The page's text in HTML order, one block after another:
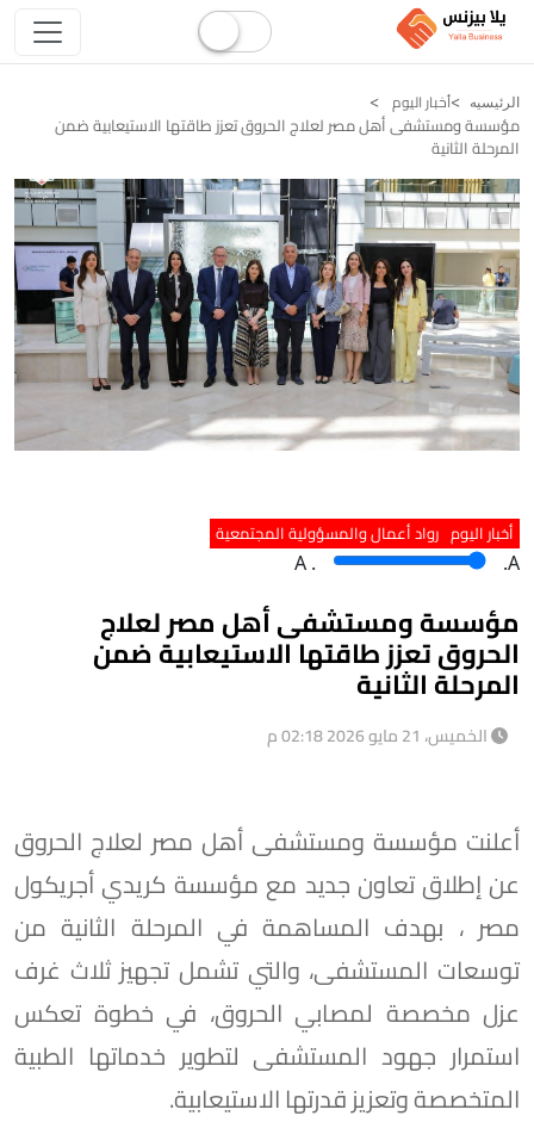
الرئيسيه أخبار اليوم
مؤسسة ومستشفى أهل مصر لعلاج الحروق تعزز طاقتها الاستيعابية ضمن
المرحلة الثانية
أخبار اليوم رواد أعمال والمسؤولية المجتمعية
A . .A
مؤسسة ومستشفى أهل مصر لعلاج
الحروق تعزز طاقتها الاستيعابية ضمن
المرحلة الثانية
الخميس، 21 مايو 2026 02:18 م
أعلنت مؤسسة ومستشفى أهل مصر لعلاج الحروق
عن إطلاق تعاون جديد مع مؤسسة كريدي أجريكول
مصر ، بهدف المساهمة في المرحلة الثانية من
توسعات المستشفى، والتي تشمل تجهيز ثلاث غرف
عزل مخصصة لمصابي الحروق، في خطوة تعكس
استمرار جهود المستشفى لتطوير خدماتها الطبية
المتخصصة وتعزيز قدرتها الاستيعابية.